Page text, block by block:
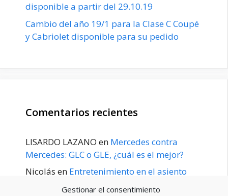
Gestionar el consentimiento
disponible a partir del 29.10.19
Cambio del año 19/1 para la Clase C Coupé
y Cabriolet disponible para su pedido
Comentarios recientes
LISARDO LAZANO en Mercedes contra
Mercedes: GLC o GLE, ¿cuál es el mejor?
Nicolás en Entretenimiento en el asiento
trasero para el GLE / GLS disponible a